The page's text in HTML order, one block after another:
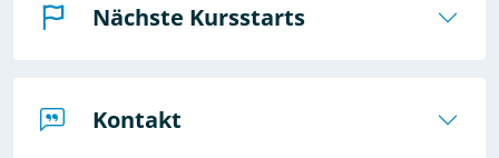
Nächste Kursstarts
Kontakt